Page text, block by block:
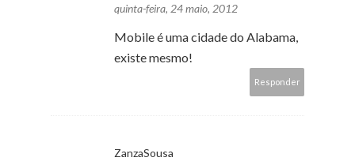
quinta-feira, 24 maio, 2012
Mobile é uma cidade do Alabama,
existe mesmo!
Responder
ZanzaSousa